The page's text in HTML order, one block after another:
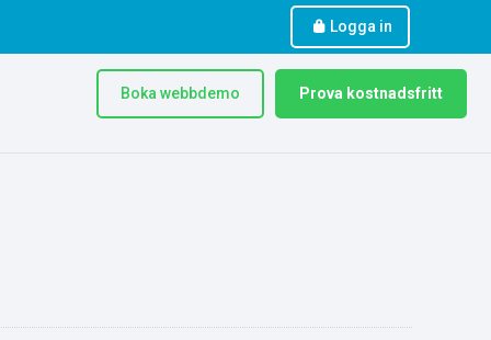
Logga in
Boka webbdemo Prova kostnadsfritt